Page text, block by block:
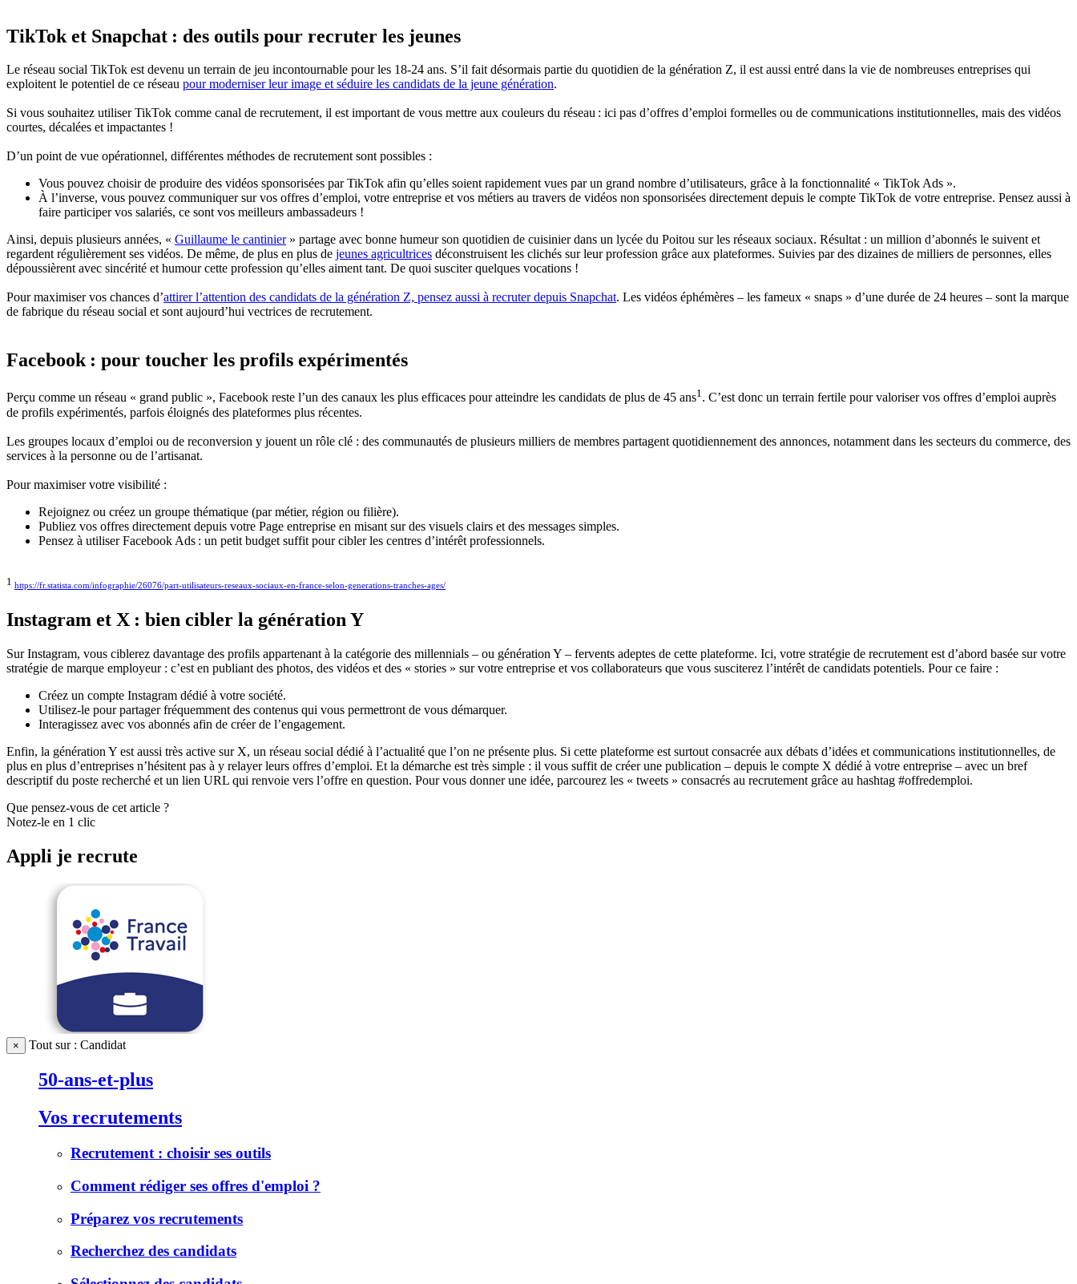
TikTok et Snapchat : des outils pour recruter les jeunes
Le réseau social TikTok est devenu un terrain de jeu incontournable pour les 18-24 ans. S’il fait désormais partie du quotidien de la génération Z, il est aussi entré dans la vie de nombreuses entreprises qui
exploitent le potentiel de ce réseau pour moderniser leur image et séduire les candidats de la jeune génération.
Si vous souhaitez utiliser TikTok comme canal de recrutement, il est important de vous mettre aux couleurs du réseau : ici pas d’offres d’emploi formelles ou de communications institutionnelles, mais des vidéos
courtes, décalées et impactantes !
D’un point de vue opérationnel, différentes méthodes de recrutement sont possibles :
Vous pouvez choisir de produire des vidéos sponsorisées par TikTok afin qu’elles soient rapidement vues par un grand nombre d’utilisateurs, grâce à la fonctionnalité « TikTok Ads ».
À l’inverse, vous pouvez communiquer sur vos offres d’emploi, votre entreprise et vos métiers au travers de vidéos non sponsorisées directement depuis le compte TikTok de votre entreprise. Pensez aussi à
faire participer vos salariés, ce sont vos meilleurs ambassadeurs !
Ainsi, depuis plusieurs années, « Guillaume le cantinier» partage avec bonne humeur son quotidien de cuisinier dans un lycée du Poitou sur les réseaux sociaux. Résultat : un million d’abonnés le suivent et
regardent régulièrement ses vidéos. De même, de plus en plus de jeunes agricultrices déconstruisent les clichés sur leur profession grâce aux plateformes. Suivies par des dizaines de milliers de personnes, elles
dépoussièrent avec sincérité et humour cette profession qu’elles aiment tant. De quoi susciter quelques vocations !
Pour maximiser vos chances d’attirer l’attention des candidats de la génération Z, pensez aussi à recruter depuis Snapchat. Les vidéos éphémères – les fameux « snaps » d’une durée de 24 heures – sont la marque
de fabrique du réseau social et sont aujourd’hui vectrices de recrutement.
Facebook : pour toucher les profils expérimentés
Perçu comme un réseau « grand public », Facebook reste l’un des canaux les plus efficaces pour atteindre les candidats de plus de 45 ans1. C’est donc un terrain fertile pour valoriser vos offres d’emploi auprès
de profils expérimentés, parfois éloignés des plateformes plus récentes.
Les groupes locaux d’emploi ou de reconversion y jouent un rôle clé : des communautés de plusieurs milliers de membres partagent quotidiennement des annonces, notamment dans les secteurs du commerce, des
services à la personne ou de l’artisanat.
Pour maximiser votre visibilité :
Rejoignez ou créez un groupe thématique (par métier, région ou filière).
Publiez vos offres directement depuis votre Page entreprise en misant sur des visuels clairs et des messages simples.
Pensez à utiliser Facebook Ads : un petit budget suffit pour cibler les centres d’intérêt professionnels.
1 https://fr.statista.com/infographie/26076/part-utilisateurs-reseaux-sociaux-en-france-selon-generations-tranches-ages/
Instagram et X : bien cibler la génération Y
Sur Instagram, vous ciblerez davantage des profils appartenant à la catégorie des millennials – ou génération Y – fervents adeptes de cette plateforme. Ici, votre stratégie de recrutement est d’abord basée sur votre
stratégie de marque employeur : c’est en publiant des photos, des vidéos et des « stories » sur votre entreprise et vos collaborateurs que vous susciterez l’intérêt de candidats potentiels. Pour ce faire :
Créez un compte Instagram dédié à votre société.
Utilisez-le pour partager fréquemment des contenus qui vous permettront de vous démarquer.
Interagissez avec vos abonnés afin de créer de l’engagement.
Enfin, la génération Y est aussi très active sur X, un réseau social dédié à l’actualité que l’on ne présente plus. Si cette plateforme est surtout consacrée aux débats d’idées et communications institutionnelles, de
plus en plus d’entreprises n’hésitent pas à y relayer leurs offres d’emploi. Et la démarche est très simple : il vous suffit de créer une publication – depuis le compte X dédié à votre entreprise – avec un bref
descriptif du poste recherché et un lien URL qui renvoie vers l’offre en question. Pour vous donner une idée, parcourez les « tweets » consacrés au recrutement grâce au hashtag #offredemploi.
Que pensez-vous de cet article ?
Notez-le en 1 clic
Appli je recrute
× Tout sur : Candidat
50-ans-et-plus
Vos recrutements
Recrutement : choisir ses outils
Comment rédiger ses offres d'emploi ?
Préparez vos recrutements
Recherchez des candidats